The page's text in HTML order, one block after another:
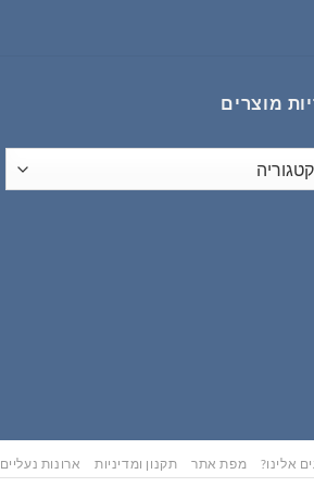
מוצרים
אלינו? מפת אתר תקנון ומדיניות ארונות נעליים